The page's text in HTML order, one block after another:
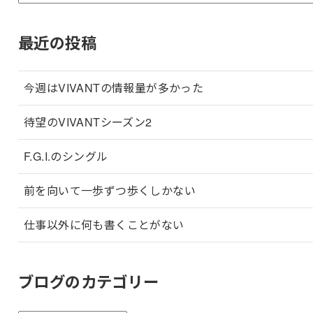
最近の投稿
今週はVIVANTの情報量が多かった
待望のVIVANTシーズン2
F.G.I.のシングル
前を向いて一歩ずつ歩くしかない
仕事以外に何も書くことがない
ブログのカテゴリー